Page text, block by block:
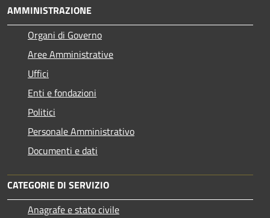
AMMINISTRAZIONE
Organi di Governo
Aree Amministrative
Uffici
Enti e fondazioni
Politici
Personale Amministrativo
Documenti e dati
CATEGORIE DI SERVIZIO
Anagrafe e stato civile